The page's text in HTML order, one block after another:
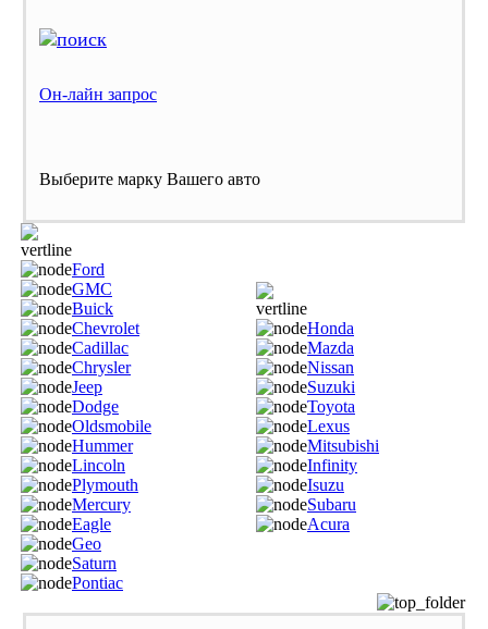
Он-лайн запрос
Выберите марку Вашего авто
Ford
GMC
Buick
Chevrolet
Cadillac
Chrysler
Jeep
Dodge
Oldsmobile
Hummer
Lincoln
Plymouth
Mercury
Eagle
Geo
Saturn
Pontiac
Honda
Mazda
Nissan
Suzuki
Toyota
Lexus
Mitsubishi
Infinity
Isuzu
Subaru
Acura